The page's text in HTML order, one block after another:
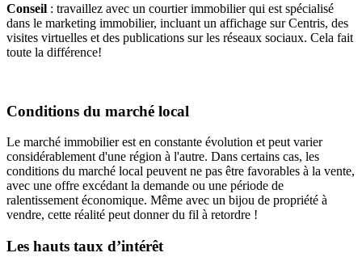
Conseil : travaillez avec un courtier immobilier qui est spécialisé
dans le marketing immobilier, incluant un affichage sur Centris, des
visites virtuelles et des publications sur les réseaux sociaux. Cela fait
toute la différence!
Conditions du marché local
Le marché immobilier est en constante évolution et peut varier
considérablement d'une région à l'autre. Dans certains cas, les
conditions du marché local peuvent ne pas être favorables à la vente,
avec une offre excédant la demande ou une période de
ralentissement économique. Même avec un bijou de propriété à
vendre, cette réalité peut donner du fil à retordre !
Les hauts taux d’intérêt